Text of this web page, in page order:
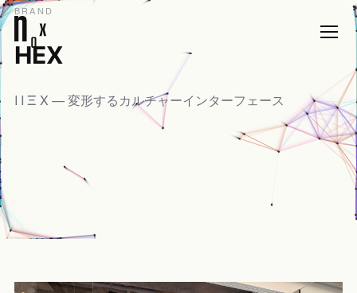
BRAND
HEX
I I Ξ X — 変形するカルチャーインターフェース